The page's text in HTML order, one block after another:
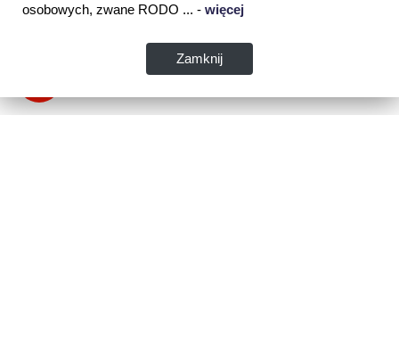
osobowych, zwane RODO ... - więcej
Zamknij